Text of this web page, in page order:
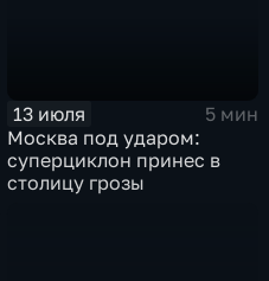
13 июля
5 мин
Москва под ударом:
суперциклон принес в
столицу грозы